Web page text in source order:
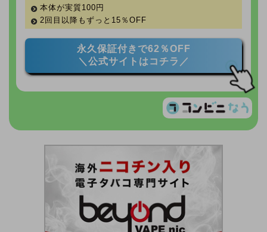
本体が実質100円
2回目以降もずっと 15％ OFF
永久保証付きで62％OFF
＼公式サイトはコチラ／